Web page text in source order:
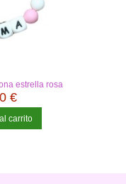
estrella rosa
€
carrito